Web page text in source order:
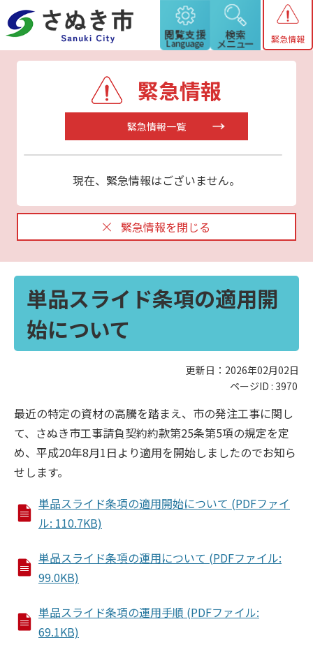
緊急情報
緊急情報
緊急情報一覧
現在、緊急情報はございません。
緊急情報を閉じる
単品スライド条項の適用開
始について
更新日：2026年02月02日
ページID : 3970
最近の特定の資材の高騰を踏まえ、市の発注工事に関し
て、さぬき市工事請負契約約款第25条第5項の規定を定
め、平成20年8月1日より適用を開始しましたのでお知ら
せします。
単品スライド条項の適用開始について (PDFファイ
ル: 110.7KB)
単品スライド条項の運用について (PDFファイル:
99.0KB)
単品スライド条項の運用手順 (PDFファイル:
69.1KB)